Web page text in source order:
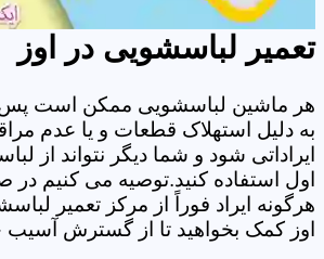
تعمیر لباسشویی در اوز
هر ماشین لباسشویی ممکن است پس
به دلیل استهلاک قطعات و یا عدم
ایراداتی شود و شما دیگر نتواند از
اول استفاده کنید.توصیه می کنیم
هرگونه ایراد فوراً از مرکز تعمیر
اوز کمک بخواهید تا از گسترش